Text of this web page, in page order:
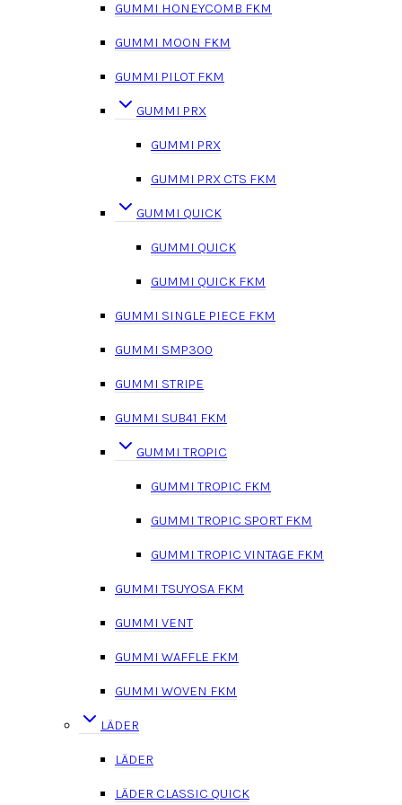
GUMMI HONEYCOMB FKM
GUMMI MOON FKM
GUMMI PILOT FKM
GUMMI PRX
GUMMI PRX
GUMMI PRX CTS FKM
GUMMI QUICK
GUMMI QUICK
GUMMI QUICK FKM
GUMMI SINGLE PIECE FKM
GUMMI SMP300
GUMMI STRIPE
GUMMI SUB41 FKM
GUMMI TROPIC
GUMMI TROPIC FKM
GUMMI TROPIC SPORT FKM
GUMMI TROPIC VINTAGE FKM
GUMMI TSUYOSA FKM
GUMMI VENT
GUMMI WAFFLE FKM
GUMMI WOVEN FKM
LÄDER
LÄDER
LÄDER CLASSIC QUICK